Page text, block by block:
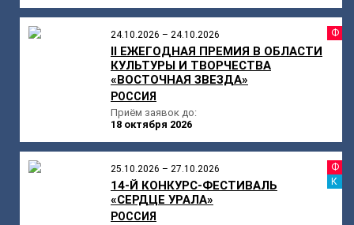
24.10.2026 – 24.10.2026
II ЕЖЕГОДНАЯ ПРЕМИЯ В ОБЛАСТИ
КУЛЬТУРЫ И ТВОРЧЕСТВА
«ВОСТОЧНАЯ ЗВЕЗДА»
РОССИЯ
Приём заявок до:
18 октября 2026
25.10.2026 – 27.10.2026
14-Й КОНКУРС-ФЕСТИВАЛЬ
«СЕРДЦЕ УРАЛА»
РОССИЯ